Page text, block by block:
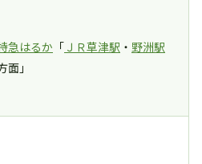
急はるか 「 ＪＲ草津駅 ・ 野洲駅
面」